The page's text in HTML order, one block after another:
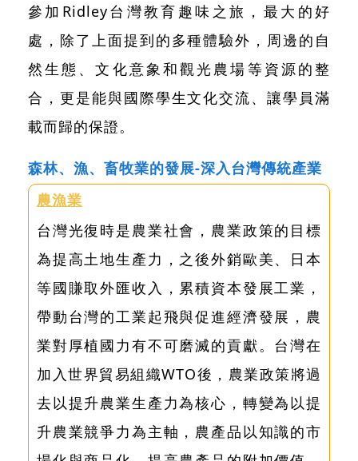
參加Ridley台灣教育趣味之旅，最大的好
處，除了上面提到的多種體驗外，周邊的自
然生態、文化意象和觀光農場等資源的整
合，更是能與國際學生文化交流、讓學員滿
載而歸的保證。
森林、漁、畜牧業的發展-深入台灣傳統產業
農漁業
台灣光復時是農業社會，農業政策的目標
為提高土地生產力，之後外銷歐美、日本
等國賺取外匯收入，累積資本發展工業，
帶動台灣的工業起飛與促進經濟發展，農
業對厚植國力有不可磨滅的貢獻。台灣在
加入世界貿易組織WTO後，農業政策將過
去以提升農業生產力為核心，轉變為以提
升農業競爭力為主軸，農產品以知識的市